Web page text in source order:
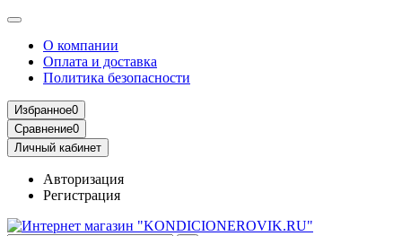
О компании
Оплата и доставка
Политика безопасности
Избранное0
Сравнение0
Личный кабинет
Авторизация
Регистрация